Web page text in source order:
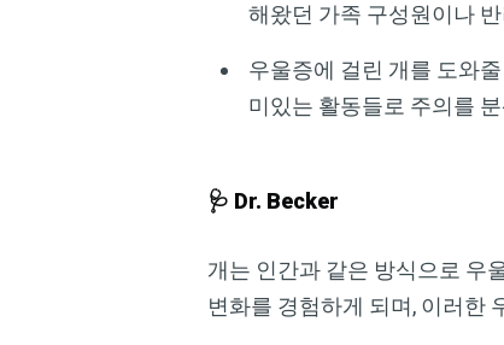
해왔던 가족 구성원이나
우울증에 걸린 개를 도와
미있는 활동들로 주의를
🩺 Dr. Becker
개는 인간과 같은 방식으로 우
변화를 경험하게 되며, 이러한